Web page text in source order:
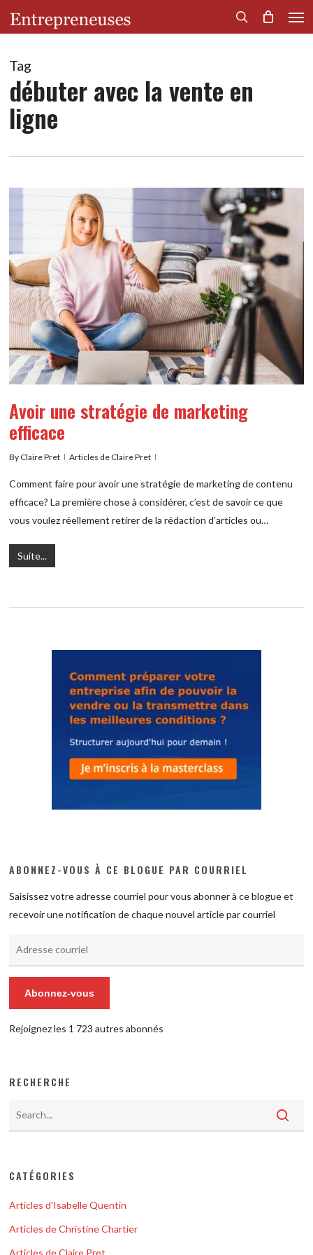
content
search
Tag
débuter avec la vente en
ligne
Avoir une stratégie de marketing
efficace
By Claire Pret Articles de Claire Pret
Comment faire pour avoir une stratégie de marketing de contenu
efficace? La première chose à considérer, c’est de savoir ce que
vous voulez réellement retirer de la rédaction d’articles ou…
Suite...
ABONNEZ-VOUS À CE BLOGUE PAR COURRIEL
Saisissez votre adresse courriel pour vous abonner à ce blogue et
recevoir une notification de chaque nouvel article par courriel
Abonnez-vous
Rejoignez les 1 723 autres abonnés
RECHERCHE
CATÉGORIES
Articles d'Isabelle Quentin
Articles de Christine Chartier
Articles de Claire Pret